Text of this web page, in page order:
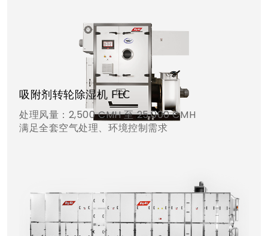
吸附剂转轮除湿机 FLC
处理风量：2,500 CMH 至 25,000 CMH
满足全套空气处理、环境控制需求